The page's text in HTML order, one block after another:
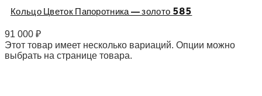
Кольцо Цветок Папоротника — золото 585
91 000 ₽
Этот товар имеет несколько вариаций. Опции можно
выбрать на странице товара.